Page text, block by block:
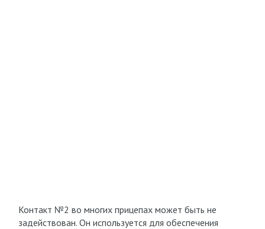
Контакт №2 во многих прицепах может быть не
задействован. Он используется для обеспечения